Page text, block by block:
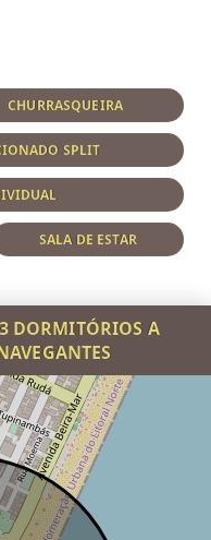
CHURRASQUEIRA
SPLIT
SALA DE ESTAR
DORMITÓRIOS A